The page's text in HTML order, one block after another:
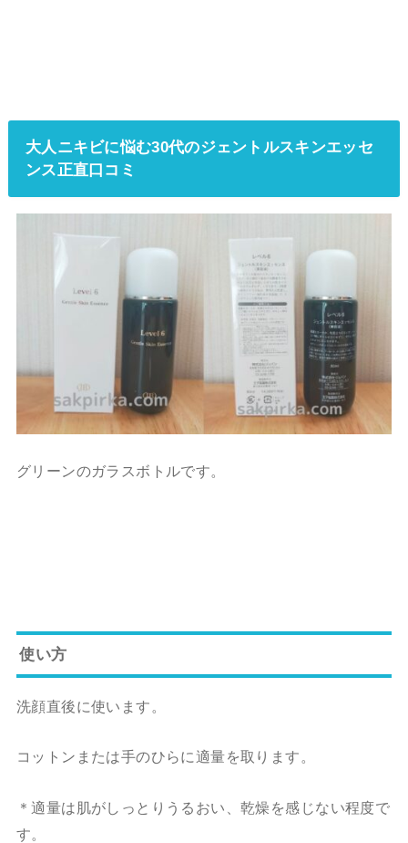
大人ニキビに悩む30代のジェントルスキンエッセ
ンス正直口コミ
グリーンのガラスボトルです。
使い方
洗顔直後に使います。
コットンまたは手のひらに適量を取ります。
＊適量は肌がしっとりうるおい、乾燥を感じない程度で
す。